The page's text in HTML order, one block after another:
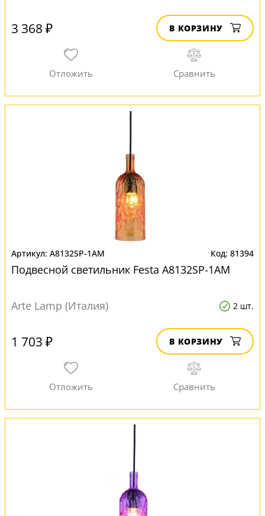
3 368 ₽ В КОРЗИНУ
A8132SP-1AM 81394
Подвесной светильник Festa A8132SP-1AM
Arte Lamp (Италия) 2 шт.
1 703 ₽ В КОРЗИНУ